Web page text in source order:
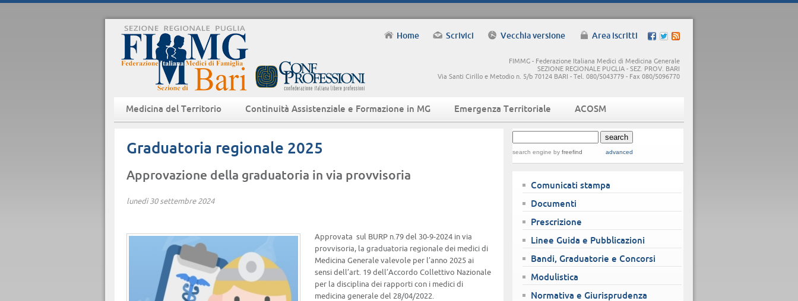
Home Scrivici Vecchia versione Area iscritti
Medicina del Territorio Continuità Assistenziale e Formazione in MG Emergenza Territoriale ACOSM
FIMMG - Federazione Italiana Medici di Medicina Generale
SEZIONE REGIONALE PUGLIA - SEZ. PROV. BARI
Via Santi Cirillo e Metodio n. 5/b 70124 BARI - Tel. 080/5043779 - Fax 080/5096770
search engine by freefind advanced
Comunicati stampa
Documenti
Prescrizione
Linee Guida e Pubblicazioni
Bandi, Graduatorie e Concorsi
Modulistica
Normativa e Giurisprudenza
Graduatoria regionale 2025
Approvazione della graduatoria in via provvisoria
lunedì 30 settembre 2024
Approvata sul BURP n.79 del 30-9-2024 in via
provvisoria, la graduatoria regionale dei medici di
Medicina Generale valevole per l’anno 2025 ai
sensi dell’art. 19 dell’Accordo Collettivo Nazionale
per la disciplina dei rapporti con i medici di
medicina generale del 28/04/2022.